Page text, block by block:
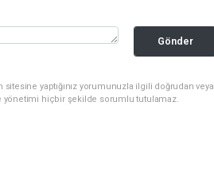
Gönder
yaptığınız yorumunuzla ilgili doğrudan veya
yönetimi hiçbir şekilde sorumlu tutulamaz.